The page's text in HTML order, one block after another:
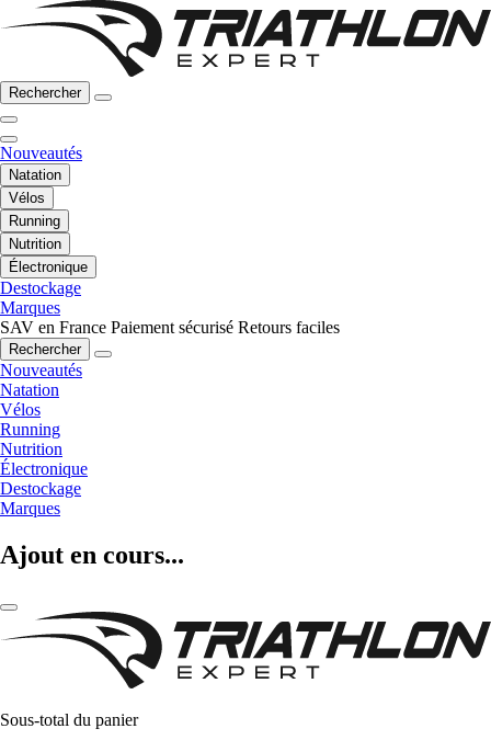
Rechercher
Nouveautés
Natation
Vélos
Running
Nutrition
Électronique
Destockage
Marques
SAV en France Paiement sécurisé Retours faciles
Rechercher
Nouveautés
Natation
Vélos
Running
Nutrition
Électronique
Destockage
Marques
Ajout en cours...
Sous-total du panier